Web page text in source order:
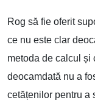
Rog să fie oferit
ce nu este clar
metoda de calcul și
deocamdată nu a
cetățenilor pentru a